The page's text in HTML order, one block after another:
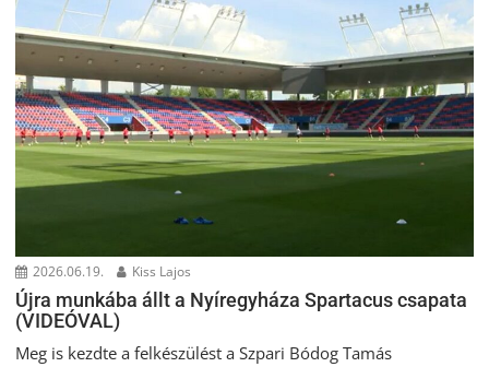
2026.06.19. Kiss Lajos
Újra munkába állt a Nyíregyháza Spartacus csapata
(VIDEÓVAL)
Meg is kezdte a felkészülést a Szpari Bódog Tamás